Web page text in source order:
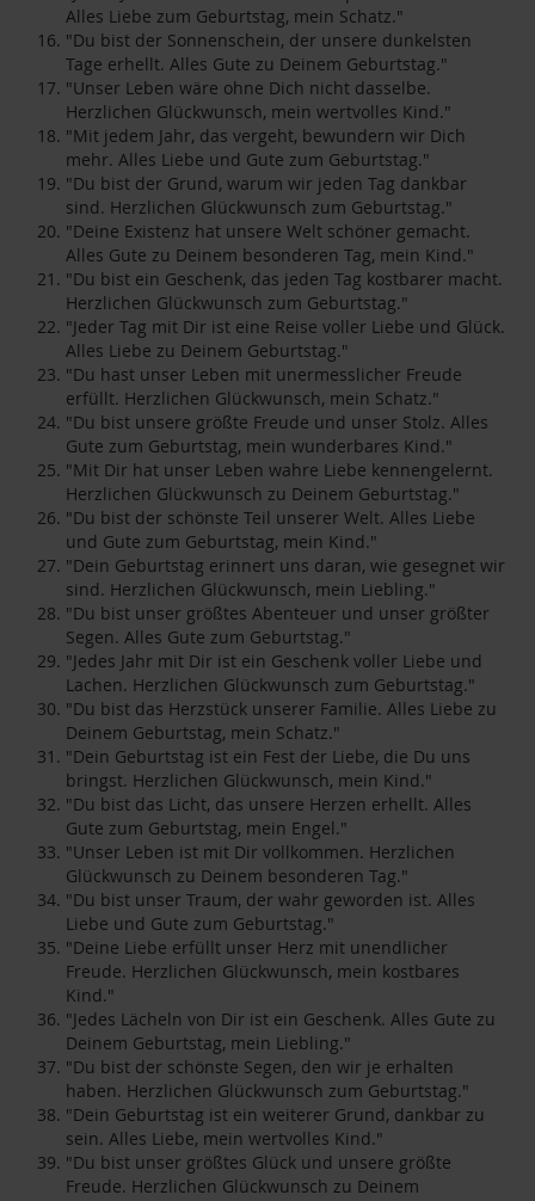
Alles Liebe zum Geburtstag, mein Schatz."
"Du bist der Sonnenschein, der unsere dunkelsten
Tage erhellt. Alles Gute zu Deinem Geburtstag."
"Unser Leben wäre ohne Dich nicht dasselbe.
Herzlichen Glückwunsch, mein wertvolles Kind."
"Mit jedem Jahr, das vergeht, bewundern wir Dich
mehr. Alles Liebe und Gute zum Geburtstag."
"Du bist der Grund, warum wir jeden Tag dankbar
sind. Herzlichen Glückwunsch zum Geburtstag."
"Deine Existenz hat unsere Welt schöner gemacht.
Alles Gute zu Deinem besonderen Tag, mein Kind."
"Du bist ein Geschenk, das jeden Tag kostbarer macht.
Herzlichen Glückwunsch zum Geburtstag."
"Jeder Tag mit Dir ist eine Reise voller Liebe und Glück.
Alles Liebe zu Deinem Geburtstag."
"Du hast unser Leben mit unermesslicher Freude
erfüllt. Herzlichen Glückwunsch, mein Schatz."
"Du bist unsere größte Freude und unser Stolz. Alles
Gute zum Geburtstag, mein wunderbares Kind."
"Mit Dir hat unser Leben wahre Liebe kennengelernt.
Herzlichen Glückwunsch zu Deinem Geburtstag."
"Du bist der schönste Teil unserer Welt. Alles Liebe
und Gute zum Geburtstag, mein Kind."
"Dein Geburtstag erinnert uns daran, wie gesegnet wir
sind. Herzlichen Glückwunsch, mein Liebling."
"Du bist unser größtes Abenteuer und unser größter
Segen. Alles Gute zum Geburtstag."
"Jedes Jahr mit Dir ist ein Geschenk voller Liebe und
Lachen. Herzlichen Glückwunsch zum Geburtstag."
"Du bist das Herzstück unserer Familie. Alles Liebe zu
Deinem Geburtstag, mein Schatz."
"Dein Geburtstag ist ein Fest der Liebe, die Du uns
bringst. Herzlichen Glückwunsch, mein Kind."
"Du bist das Licht, das unsere Herzen erhellt. Alles
Gute zum Geburtstag, mein Engel."
"Unser Leben ist mit Dir vollkommen. Herzlichen
Glückwunsch zu Deinem besonderen Tag."
"Du bist unser Traum, der wahr geworden ist. Alles
Liebe und Gute zum Geburtstag."
"Deine Liebe erfüllt unser Herz mit unendlicher
Freude. Herzlichen Glückwunsch, mein kostbares
Kind."
"Jedes Lächeln von Dir ist ein Geschenk. Alles Gute zu
Deinem Geburtstag, mein Liebling."
"Du bist der schönste Segen, den wir je erhalten
haben. Herzlichen Glückwunsch zum Geburtstag."
"Dein Geburtstag ist ein weiterer Grund, dankbar zu
sein. Alles Liebe, mein wertvolles Kind."
"Du bist unser größtes Glück und unsere größte
Freude. Herzlichen Glückwunsch zu Deinem